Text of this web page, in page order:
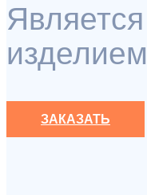
ЗАКАЗАТЬ